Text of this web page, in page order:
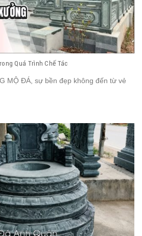
Quá Trình Chế Tác
MỘ ĐÁ, sự bền đẹp không đến từ vẻ